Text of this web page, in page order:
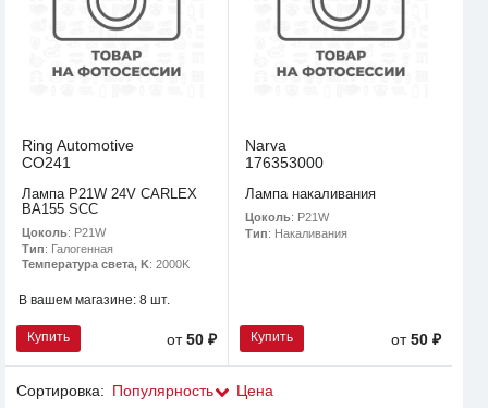
Ring Automotive
CO241
Лампа P21W 24V CARLEX
BA155 SCC
Цоколь: P21W
Тип: Галогенная
Температура света, K: 2000K
В вашем магазине: 8 шт.
Купить от50 ₽
Narva
176353000
Лампа накаливания
Цоколь: P21W
Тип: Накаливания
Купить от50 ₽
Сортировка: Популярность Цена